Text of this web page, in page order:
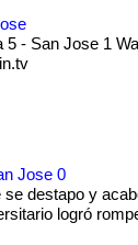
5 - San Jose 1
Jose 0
destapo y
logró